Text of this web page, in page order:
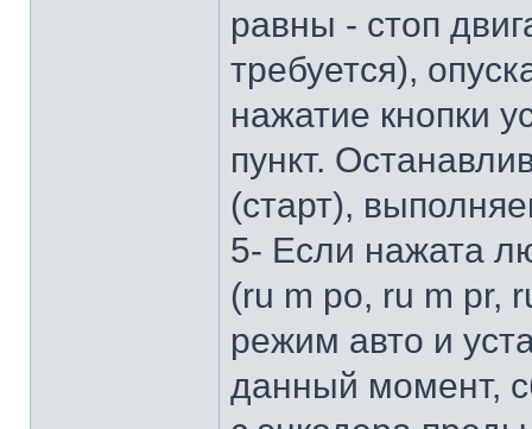
равны - стоп
требуется),
нажатие кнопки
пункт.
(старт),
5- Если нажата
(ru m po, ru m pr,
режим авто и
данный момент,